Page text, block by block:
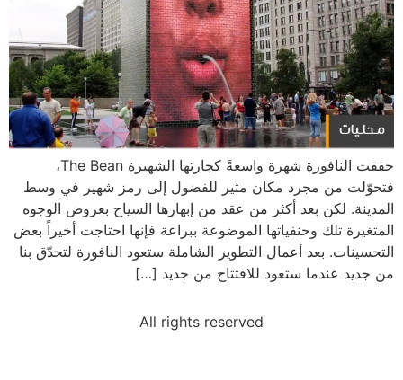
حققت النافورة شهرة واسعةً كجارتها الشهيرة The Bean،
فتحوّلت من مجرد مكان مثير للفضول إلى رمز شهير في وسط
المدينة. لكن بعد أكثر من عقد من إبهارها السياح بعروض الوجوه
المتغيرة تلك وحنفياتها الموضوعة ببراعة فإنها احتاجت أخيراً بعض
التحسينات. بعد أعمال التطوير الشاملة ستعود النافورة لتحدّق بنا
من جديد عندما ستعود للافتتاح من جديد […]
All rights reserved